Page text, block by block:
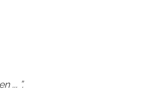
... ”.